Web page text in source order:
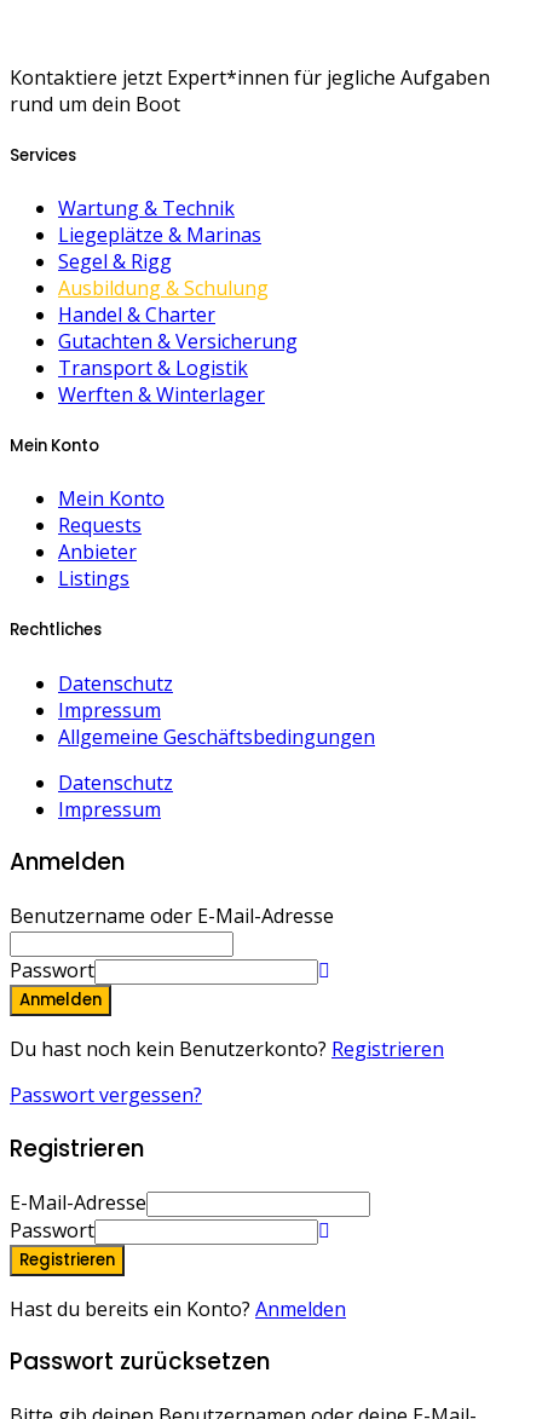
Kontaktiere jetzt Expert*innen für jegliche Aufgaben
rund um dein Boot
Services
Wartung & Technik
Liegeplätze & Marinas
Segel & Rigg
Ausbildung & Schulung
Handel & Charter
Gutachten & Versicherung
Transport & Logistik
Werften & Winterlager
Mein Konto
Mein Konto
Requests
Anbieter
Listings
Rechtliches
Datenschutz
Impressum
Allgemeine Geschäftsbedingungen
Datenschutz
Impressum
Anmelden
Benutzername oder E-Mail-Adresse
Passwort
Anmelden
Du hast noch kein Benutzerkonto? Registrieren
Passwort vergessen?
Registrieren
E-Mail-Adresse
Passwort
Registrieren
Hast du bereits ein Konto? Anmelden
Passwort zurücksetzen